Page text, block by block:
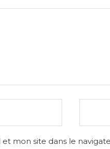
mon site dans le